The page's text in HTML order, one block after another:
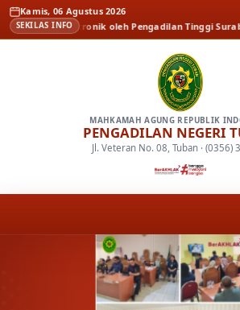
Kamis, 06 Agustus 2026
SEKILAS INFO
elektronik oleh Pengadilan Tinggi Surabaya
MAHKAMAH AGUNG REPUBLIK
PENGADILAN NEGERI
Jl. Veteran No. 08, Tuban · (0356)